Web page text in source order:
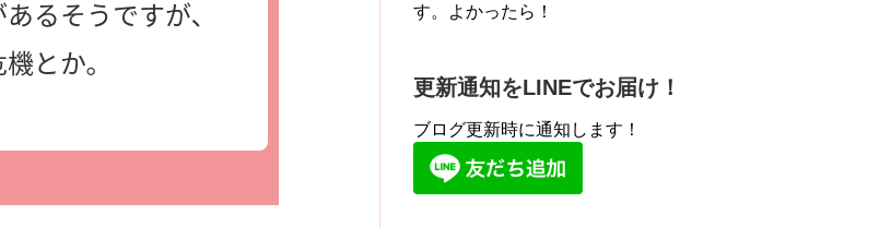
す。よかったら！
更新通知をLINEでお届け！
ブログ更新時に通知します！